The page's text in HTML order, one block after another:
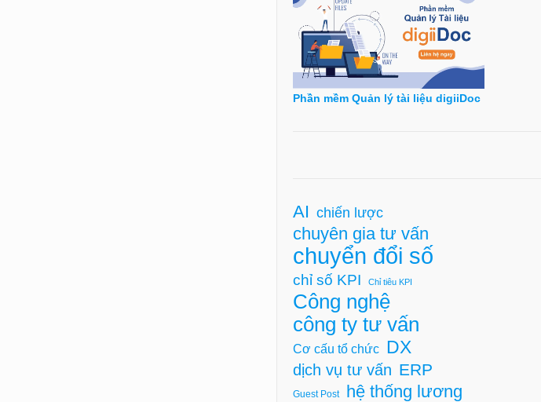
Phần mềm Quản lý tài liệu digiiDoc
AI chiến lược
chuyên gia tư vấn
chuyển đổi số
chỉ số KPI Chỉ tiêu KPI
Công nghệ
công ty tư vấn
Cơ cấu tổ chức DX
dịch vụ tư vấn ERP
Guest Post hệ thống lương